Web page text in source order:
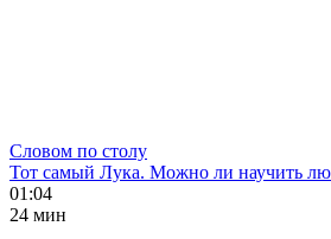
Словом по столу
Тот самый Лука. Можно ли научить
01:04
24 мин